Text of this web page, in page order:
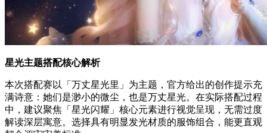
星光主题搭配核心解析
本次搭配赛以「万丈星光里」为主题，官方给出的创作提示充
满诗意：她们是渺小的微尘，也是万丈星光。在实际搭配过程
中，建议聚焦「星光闪耀」核心元素进行视觉呈现，无需过度
解读深层寓意。选择具有明显发光材质的服饰组合，能更直观